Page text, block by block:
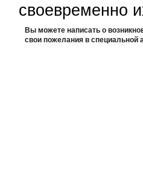
своевременно
Вы можете написать о
свои пожелания в специальной